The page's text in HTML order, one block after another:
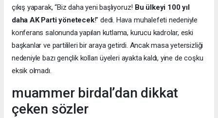
çıkış yaparak, “Biz daha yeni başlıyoruz! Bu ülkeyi 100 yıl
daha AK Parti yönetecek!” dedi. Hava muhalefeti nedeniyle
konferans salonunda yapılan kutlama, kurucu kadrolar, eski
başkanlar ve partilileri bir araya getirdi. Ancak masa yetersizliği
nedeniyle bazı gençlik kolları üyeleri ayakta kaldı, yine de coşku
eksik olmadı.
muammer birdal’dan dikkat
çeken sözler